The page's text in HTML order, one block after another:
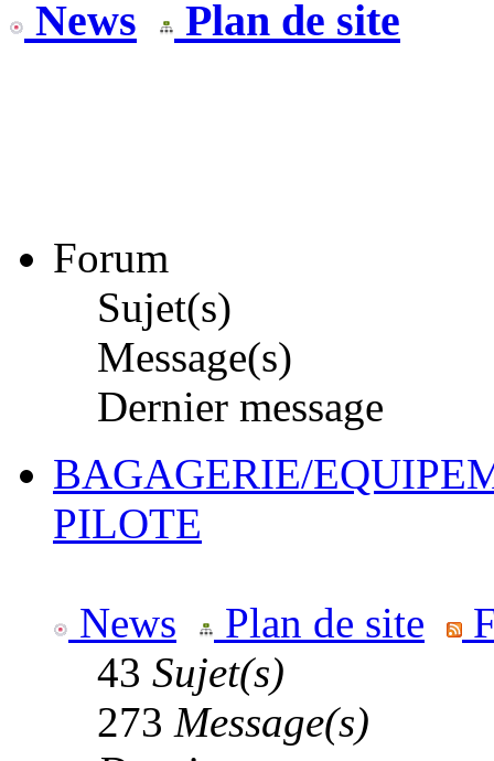
News Plan de site
Forum
Sujet(s)
Message(s)
Dernier message
BAGAGERIE/
PILOTE
News Plan de site
43 Sujet(s)
273 Message(s)